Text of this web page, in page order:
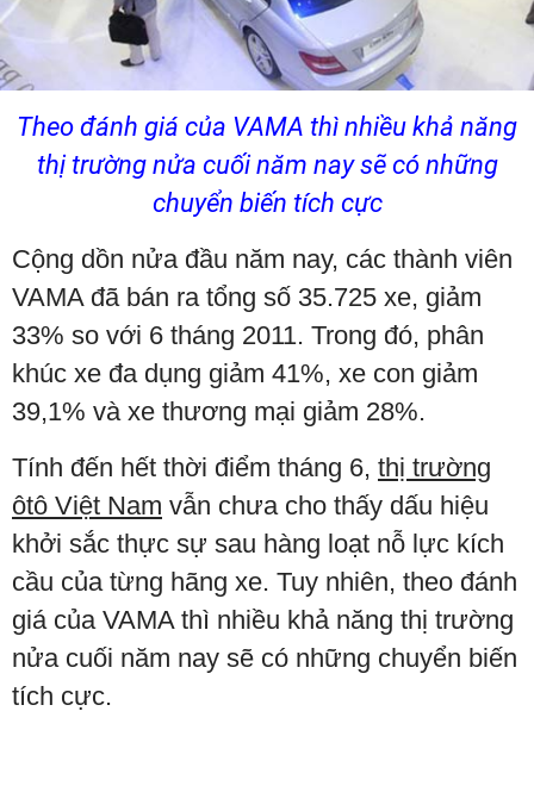
Theo đánh giá của VAMA thì nhiều khả năng
thị trường nửa cuối năm nay sẽ có những
chuyển biến tích cực
Cộng dồn nửa đầu năm nay, các thành viên
VAMA đã bán ra tổng số 35.725 xe, giảm
33% so với 6 tháng 2011. Trong đó, phân
khúc xe đa dụng giảm 41%, xe con giảm
39,1% và xe thương mại giảm 28%.
Tính đến hết thời điểm tháng 6, thị trường
ôtô Việt Nam vẫn chưa cho thấy dấu hiệu
khởi sắc thực sự sau hàng loạt nỗ lực kích
cầu của từng hãng xe. Tuy nhiên, theo đánh
giá của VAMA thì nhiều khả năng thị trường
nửa cuối năm nay sẽ có những chuyển biến
tích cực.